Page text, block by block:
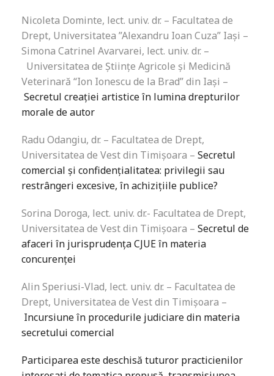
Nicoleta Dominte, lect. univ. dr. – Facultatea de
Drept, Universitatea ”Alexandru Ioan Cuza” Iaşi –
Simona Catrinel Avarvarei, lect. univ. dr. –
Universitatea de Științe Agricole și Medicină
Veterinară “Ion Ionescu de la Brad” din Iași –
Secretul creației artistice în lumina drepturilor
morale de autor
Radu Odangiu, dr. – Facultatea de Drept,
Universitatea de Vest din Timișoara – Secretul
comercial și confidențialitatea: privilegii sau
restrângeri excesive, în achizițiile publice?
Sorina Doroga, lect. univ. dr.- Facultatea de Drept,
Universitatea de Vest din Timișoara – Secretul de
afaceri în jurisprudența CJUE în materia
concurenței
Alin Speriusi-Vlad, lect. univ. dr. – Facultatea de
Drept, Universitatea de Vest din Timișoara –
Incursiune în procedurile judiciare din materia
secretului comercial
Participarea este deschisă tuturor practicienilor